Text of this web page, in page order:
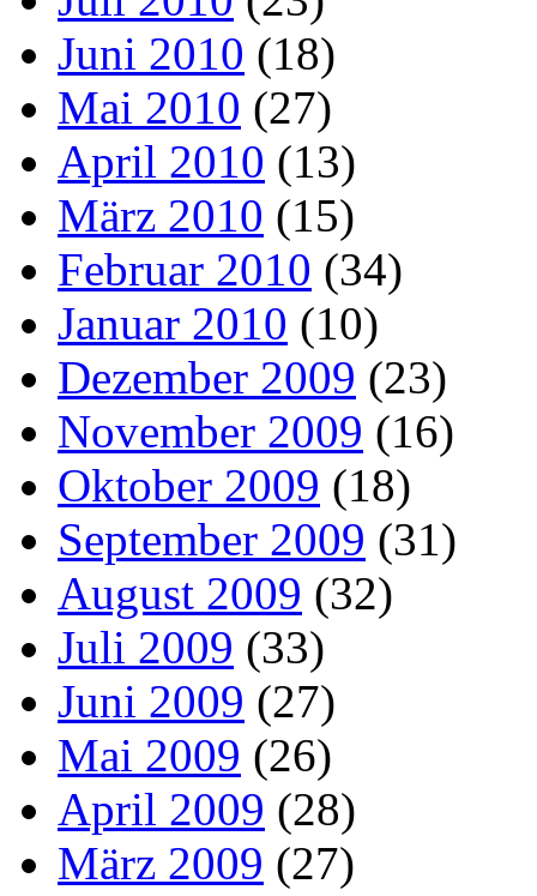
Juni 2010 (18)
Mai 2010 (27)
April 2010 (13)
März 2010 (15)
Februar 2010 (34)
Januar 2010 (10)
Dezember 2009 (23)
November 2009 (16)
Oktober 2009 (18)
September 2009 (31)
August 2009 (32)
Juli 2009 (33)
Juni 2009 (27)
Mai 2009 (26)
April 2009 (28)
März 2009 (27)